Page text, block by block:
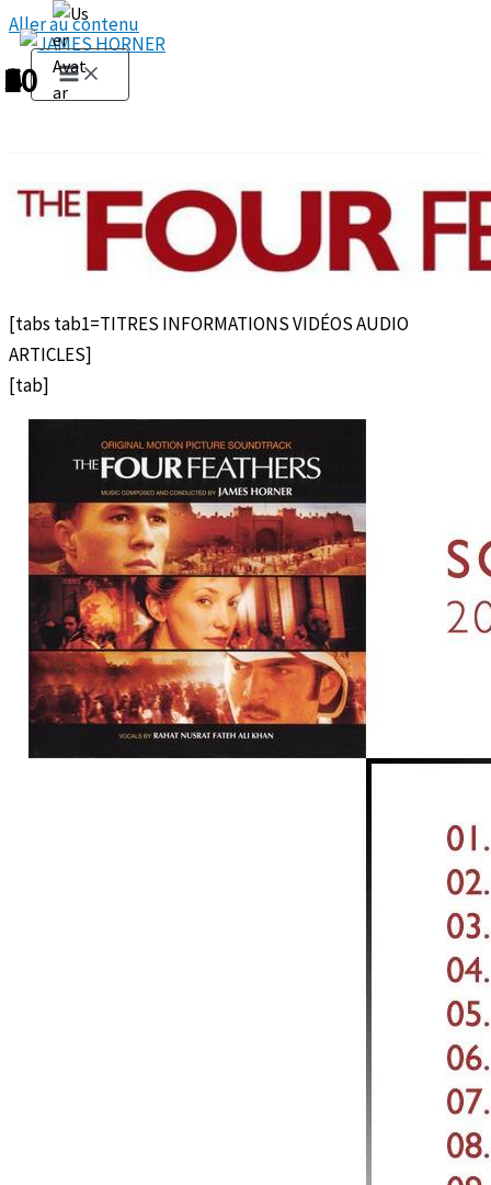
Aller au contenu
[tabs tab1=TITRES INFORMATIONS VIDÉOS AUDIO
ARTICLES]
[tab]
1
2
3
4
5
6
7
8
9
10